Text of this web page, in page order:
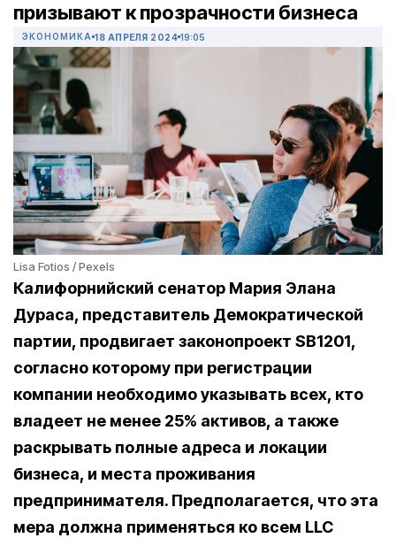
призывают к прозрачности бизнеса
ЭКОНОМИКА 18 АПРЕЛЯ 2024 19:05
Lisa Fotios / Pexels
Калифорнийский сенатор Мария Элана
Дураса, представитель Демократической
партии, продвигает законопроект SB1201,
согласно которому при регистрации
компании необходимо указывать всех, кто
владеет не менее 25% активов, а также
раскрывать полные адреса и локации
бизнеса, и места проживания
предпринимателя. Предполагается, что эта
мера должна применяться ко всем LLC